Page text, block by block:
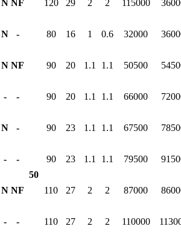
N NF 120 29 2 2 115000
N -
50
80 16 1 0.6 32000
N NF 90 20 1.1 1.1 50500
- - 90 20 1.1 1.1 66000
N - 90 23 1.1 1.1 67500
- - 90 23 1.1 1.1 79500
N NF 110 27 2 2 87000
- - 110 27 2 2 110000